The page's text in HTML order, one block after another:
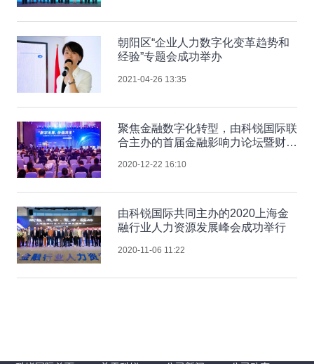
朝阳区“企业人力数字化变革趋势和
经验”专题会成功举办
2021-04-26 13:35
聚焦金融数字化转型，由科锐国际联
合主办的首届金融影响力论坛暨财经
2020-12-22 16:10
由科锐国际共同主办的2020上海金
融行业人力资源发展峰会成功举行
2020-11-06 11:22